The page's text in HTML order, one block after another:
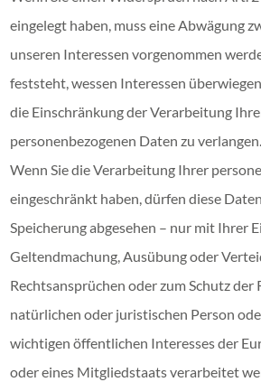
eingelegt haben, muss eine Abwägung
unseren Interessen vorgenommen
feststeht, wessen Interessen
die Einschränkung der Verarbeitung
personenbezogenen Daten zu verlangen.
Wenn Sie die Verarbeitung Ihrer
eingeschränkt haben, dürfen diese
Speicherung abgesehen – nur mit Ihrer
Geltendmachung, Ausübung oder
Rechtsansprüchen oder zum Schutz der
natürlichen oder juristischen Person
wichtigen öffentlichen Interesses der
oder eines Mitgliedstaats verarbeitet